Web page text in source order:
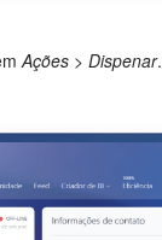
Ações > Dispenar.